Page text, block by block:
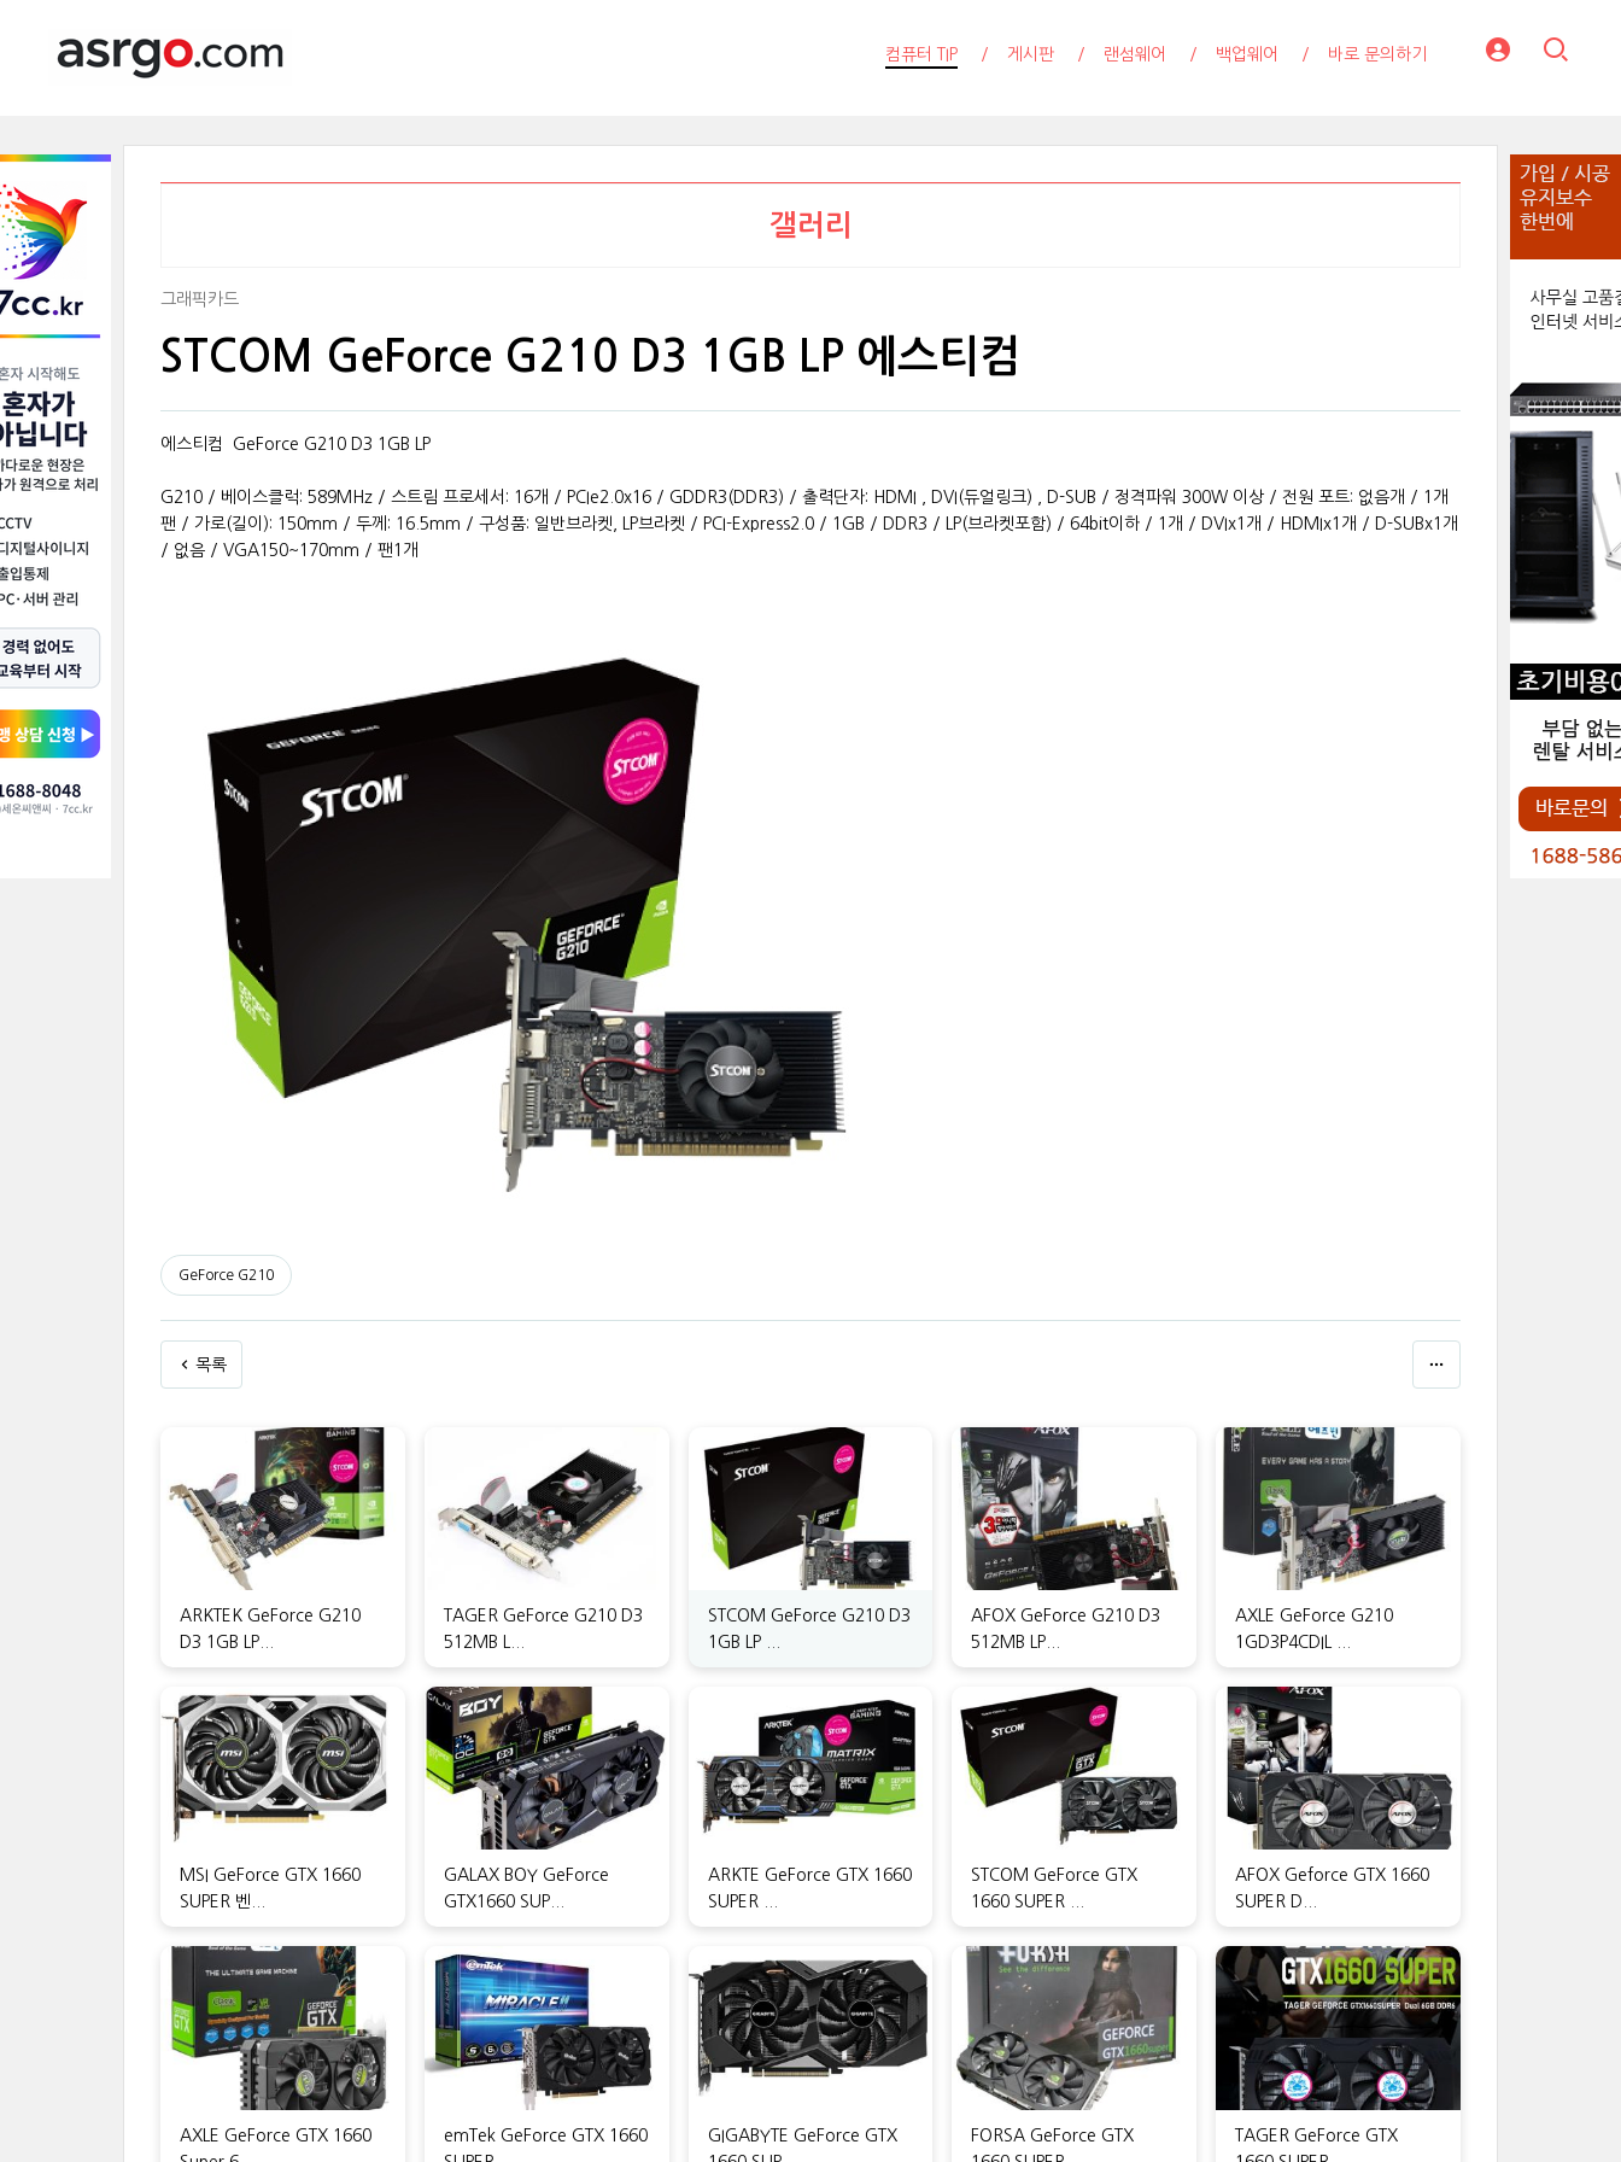
컴퓨터 TIP 게시판 랜섬웨어 백업웨어 바로 문의하기
갤러리
그래픽카드
STCOM GeForce G210 D3 1GB LP 에스티컴
에스티컴 GeForce G210 D3 1GB LP
G210 / 베이스클럭: 589MHz / 스트림 프로세서: 16개 / PCIe2.0x16 / GDDR3(DDR3) / 출력단자: HDMI , DVI(듀얼링크) , D-SUB / 정격파워 300W 이상 / 전원 포트: 없음개 / 1개
팬 / 가로(길이): 150mm / 두께: 16.5mm / 구성품: 일반브라켓, LP브라켓 / PCI-Express2.0 / 1GB / DDR3 / LP(브라켓포함) / 64bit이하 / 1개 / DVIx1개 / HDMIx1개 / D-SUBx1개
/ 없음 / VGA150~170mm / 팬1개
GeForce G210
목록
ARKTEK GeForce G210
D3 1GB LP...
TAGER GeForce G210 D3
512MB L...
STCOM GeForce G210 D3
1GB LP ...
AFOX GeForce G210 D3
512MB LP...
AXLE GeForce G210
1GD3P4CDIL ...
MSI GeForce GTX 1660
SUPER 벤...
GALAX BOY GeForce
GTX1660 SUP...
ARKTE GeForce GTX 1660
SUPER ...
STCOM GeForce GTX
1660 SUPER ...
AFOX Geforce GTX 1660
SUPER D...
AXLE GeForce GTX 1660
emTek GeForce GTX 1660
GIGABYTE GeForce GTX
FORSA GeForce GTX
TAGER GeForce GTX